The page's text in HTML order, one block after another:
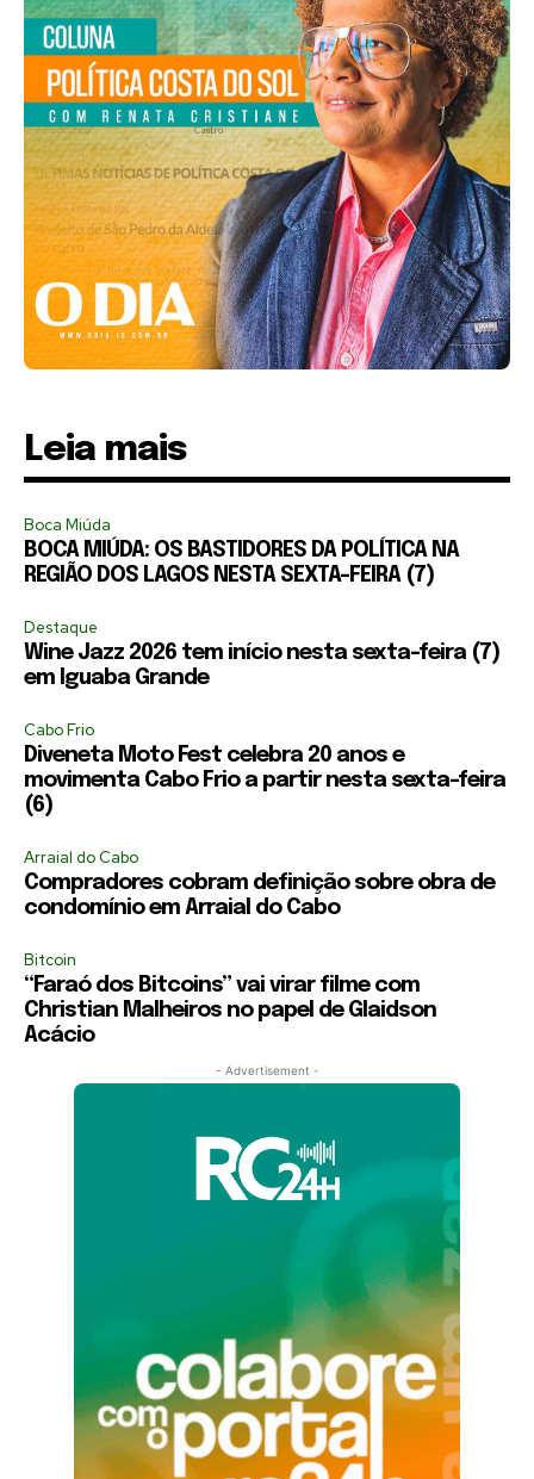
Leia mais
Boca Miúda
BOCA MIÚDA: OS BASTIDORES DA POLÍTICA NA
REGIÃO DOS LAGOS NESTA SEXTA-FEIRA (7)
Destaque
Wine Jazz 2026 tem início nesta sexta-feira (7)
em Iguaba Grande
Cabo Frio
Diveneta Moto Fest celebra 20 anos e
movimenta Cabo Frio a partir nesta sexta-feira
(6)
Arraial do Cabo
Compradores cobram definição sobre obra de
condomínio em Arraial do Cabo
Bitcoin
“Faraó dos Bitcoins” vai virar filme com
Christian Malheiros no papel de Glaidson
Acácio
- Advertisement -